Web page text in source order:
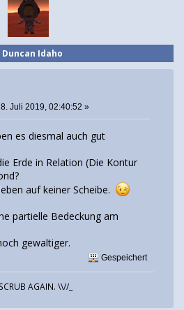
Duncan Idaho
Juli 2019, 02:40:52 »
es diesmal auch gut
Erde in Relation (Die Kontur
auf keiner Scheibe.
partielle Bedeckung am
gewaltiger.
Gespeichert
AGAIN. \\//_